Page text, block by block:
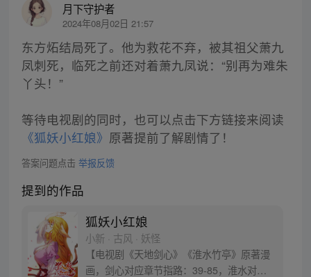
月下守护者
2024年08月02日 21:57
东方炻结局死了。他为救花不弃，被其祖父萧九
凤刺死，临死之前还对着萧九凤说：“别再为难朱
丫头！”
等待电视剧的同时，也可以点击下方链接来阅读
《狐妖小红娘》 原著提前了解剧情了！
答案问题点击 举报反馈
提到的作品
狐妖小红娘
小新 · 古风 · 妖怪
【电视剧《天地剑心》《淮水竹亭》原著漫
画，剑心对应章节指路：39-85，淮水对应